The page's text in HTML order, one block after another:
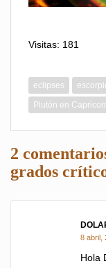
Visitas: 181
eclipses
Plutón en
2
grados
8 abril,
Hola